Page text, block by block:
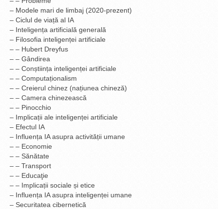
– Modele mari de limbaj (2020-prezent)
– Ciclul de viață al IA
– Inteligența artificială generală
– Filosofia inteligenței artificiale
– – Hubert Dreyfus
– – Gândirea
– – Conștiința inteligenței artificiale
– – Computaționalism
– – Creierul chinez (națiunea chineză)
– – Camera chinezească
– – Pinocchio
– Implicații ale inteligenței artificiale
– Efectul IA
– Influența IA asupra activității umane
– – Economie
– – Sănătate
– – Transport
– – Educaţie
– – Implicații sociale și etice
– Influența IA asupra inteligenței umane
– Securitatea cibernetică